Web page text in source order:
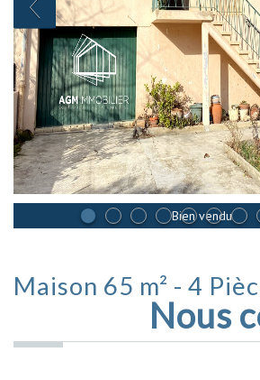
Bien vendu
Maison 65 m² - 4
Nous